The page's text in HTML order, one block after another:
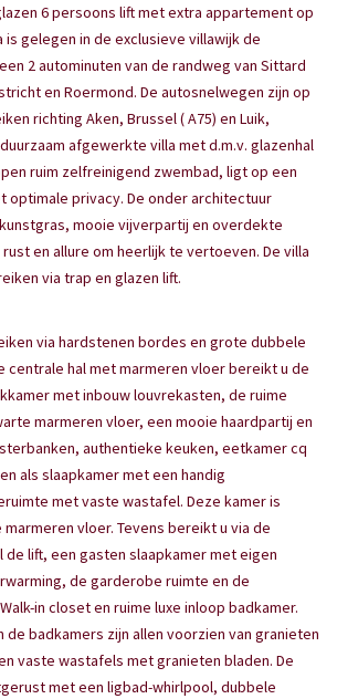
6 persoons lift met extra appartement op
is gelegen in de exclusieve villawijk de
2 autominuten van de randweg van Sittard
en Roermond. De autosnelwegen zijn op
richting Aken, Brussel ( A75) en Luik,
afgewerkte villa met d.m.v. glazenhal
ruim zelfreinigend zwembad, ligt op een
optimale privacy. De onder architectuur
mooie vijverpartij en overdekte
en allure om heerlijk te vertoeven. De villa
via trap en glazen lift.
via hardstenen bordes en grote dubbele
centrale hal met marmeren vloer bereikt u de
met inbouw louvrekasten, de ruime
marmeren vloer, een mooie haardpartij en
authentieke keuken, eetkamer cq
als slaapkamer met een handig
met vaste wastafel. Deze kamer is
vloer. Tevens bereikt u via de
lift, een gasten slaapkamer met eigen
de garderobe ruimte en de
in closet en ruime luxe inloop badkamer.
badkamers zijn allen voorzien van granieten
vaste wastafels met granieten bladen. De
met een ligbad-whirlpool, dubbele